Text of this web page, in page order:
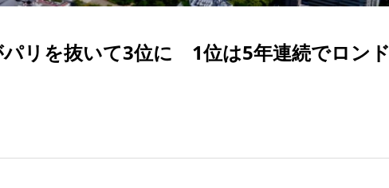
リを抜いて3位に 1位は5年連続でロンド